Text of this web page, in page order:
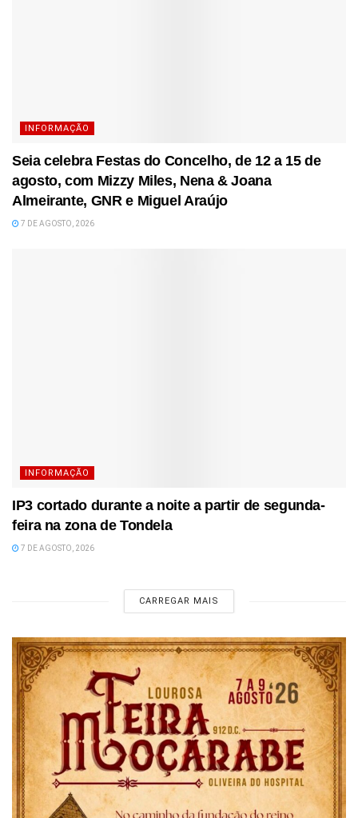
INFORMAÇÃO
Seia celebra Festas do Concelho, de 12 a 15 de
agosto, com Mizzy Miles, Nena & Joana
Almeirante, GNR e Miguel Araújo
7 DE AGOSTO, 2026
INFORMAÇÃO
IP3 cortado durante a noite a partir de segunda-
feira na zona de Tondela
7 DE AGOSTO, 2026
CARREGAR MAIS